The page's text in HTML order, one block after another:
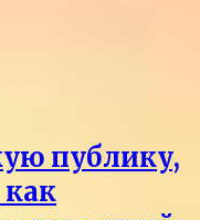
публику,